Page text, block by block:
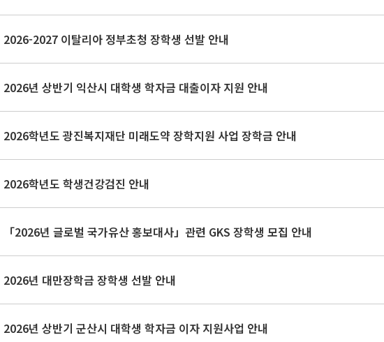
2026-2027 이탈리아 정부초청 장학생 선발 안내
2026년 상반기 익산시 대학생 학자금 대출이자 지원 안내
2026학년도 광진복지재단 미래도약 장학지원 사업 장학금 안내
2026학년도 학생건강검진 안내
「2026년 글로벌 국가유산 홍보대사」관련 GKS 장학생 모집 안내
2026년 대만장학금 장학생 선발 안내
2026년 상반기 군산시 대학생 학자금 이자 지원사업 안내